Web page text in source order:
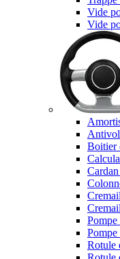
Vide
Vide
Boitier
Rotule